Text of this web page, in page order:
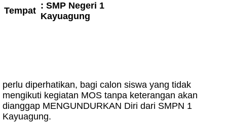
Tempat : SMP Negeri 1
Kayuagung
perlu diperhatikan, bagi calon siswa yang tidak
mengikuti kegiatan MOS tanpa keterangan akan
dianggap MENGUNDURKAN Diri dari SMPN 1
Kayuagung.